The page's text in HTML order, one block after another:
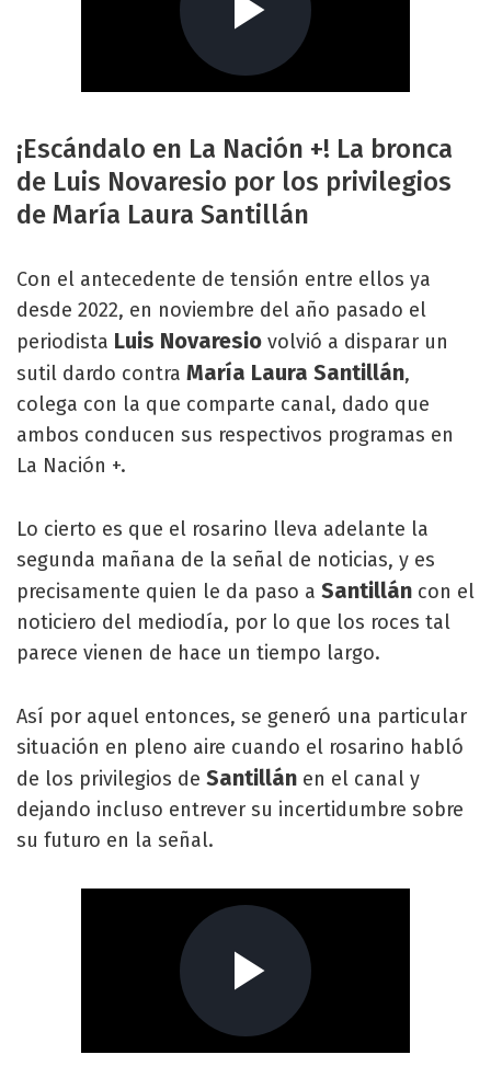
¡Escándalo en La Nación +! La bronca
de Luis Novaresio por los privilegios
de María Laura Santillán
Con el antecedente de tensión entre ellos ya
desde 2022, en noviembre del año pasado el
periodista Luis Novaresio volvió a disparar un
sutil dardo contra María Laura Santillán,
colega con la que comparte canal, dado que
ambos conducen sus respectivos programas en
La Nación +.
Lo cierto es que el rosarino lleva adelante la
segunda mañana de la señal de noticias, y es
precisamente quien le da paso a Santillán con el
noticiero del mediodía, por lo que los roces tal
parece vienen de hace un tiempo largo.
Así por aquel entonces, se generó una particular
situación en pleno aire cuando el rosarino habló
de los privilegios de Santillán en el canal y
dejando incluso entrever su incertidumbre sobre
su futuro en la señal.